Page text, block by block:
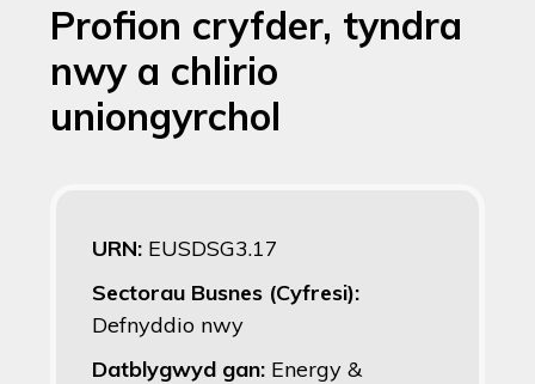
Profion cryfder, tyndra
nwy a chlirio
uniongyrchol
URN: EUSDSG3.17
Sectorau Busnes (Cyfresi):
Defnyddio nwy
Datblygwyd gan: Energy &